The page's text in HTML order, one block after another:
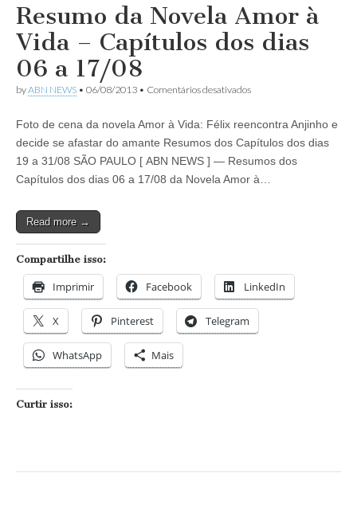
–
02
21/09/2013
Resumo da Novela Amor à
Vida – Capítulos dos dias
06 a 17/08
byABN NEWS • 06/08/2013 • Comentários desativadosem
Novela
Amor
à
Vida
–
Foto de cena da novela Amor à Vida: Félix reencontra Anjinho e
decide se afastar do amante Resumos dos Capítulos dos dias
19 a 31/08 SÃO PAULO [ ABN NEWS ] — Resumos dos
Capítulos dos dias 06 a 17/08 da Novela Amor à…
Read more →
Compartilhe isso:
Imprimir Facebook LinkedIn
X Pinterest Telegram
WhatsApp Mais
Curtir isso: